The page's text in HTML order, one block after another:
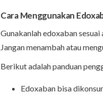
Cara Menggunakan
Gunakanlah edoxaban sesuai
Jangan menambah atau
Berikut adalah panduan
Edoxaban bisa